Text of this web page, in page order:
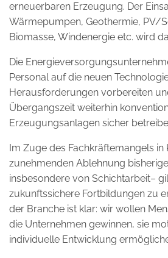
erneuerbaren Erzeugung. Der
Wärmepumpen, Geothermie, PV/
Biomasse, Windenergie etc. wird
Die
Personal auf die neuen
Herausforderungen vorbereiten
Übergangszeit weiterhin
Erzeugungsanlagen sicher
Im Zuge des Fachkräftemangels
zunehmenden Ablehnung
insbesondere von Schichtarbeit–
zukunftssichere Fortbildungen zu
der Branche ist klar: wir wollen
die Unternehmen gewinnen, sie
individuelle Entwicklung